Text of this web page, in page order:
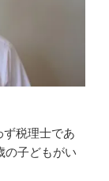
税理士であ
の子どもがい